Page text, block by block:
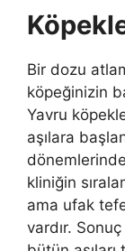
Bir dozu
köpeğinizin
Yavru
aşılara
kliniğin
ama ufak
vardır.